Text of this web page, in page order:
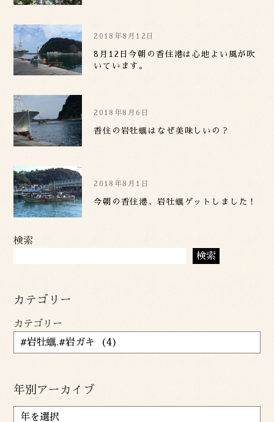
2018年8月12日
8月12日今朝の香住港は心地よい風が吹
いています。
2018年8月6日
香住の岩牡蠣はなぜ美味しいの？
2018年8月1日
今朝の香住港、岩牡蠣ゲットしました！
検索
検索
カテゴリー
カテゴリー
年別アーカイブ
ア